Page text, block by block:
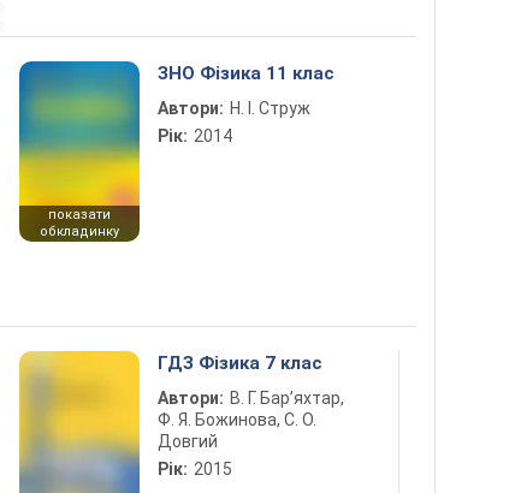
показати
обкладинку
ЗНО Фізика 11 клас
Автори: Н. І. Струж
Рік: 2014
ГДЗ Фізика 7 клас
Автори: В. Г. Бар’яхтар,
Ф. Я. Божинова, С. О.
Довгий
Рік: 2015